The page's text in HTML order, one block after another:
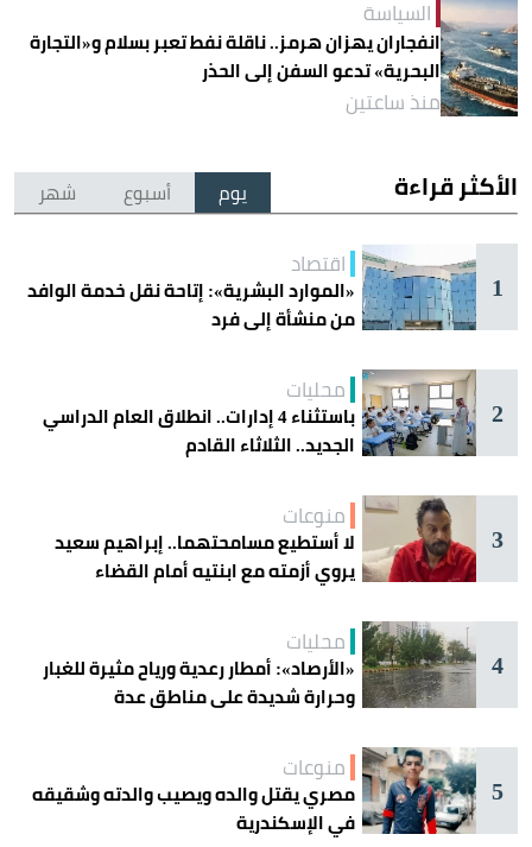
السياسة
انفجاران يهزان هرمز.. ناقلة نفط تعبر بسلام و«التجارة
البحرية» تدعو السفن إلى الحذر
منذ ساعتين
الأكثر قراءة يوم أسبوع شهر
1
اقتصاد
«الموارد البشرية»: إتاحة نقل خدمة الوافد
من منشأة إلى فرد
2
محليات
باستثناء 4 إدارات.. انطلاق العام الدراسي
الجديد.. الثلاثاء القادم
3
منوعات
لا أستطيع مسامحتهما.. إبراهيم سعيد
يروي أزمته مع ابنتيه أمام القضاء
4
محليات
«الأرصاد»: أمطار رعدية ورياح مثيرة للغبار
وحرارة شديدة على مناطق عدة
5
منوعات
مصري يقتل والده ويصيب والدته وشقيقه
في الإسكندرية